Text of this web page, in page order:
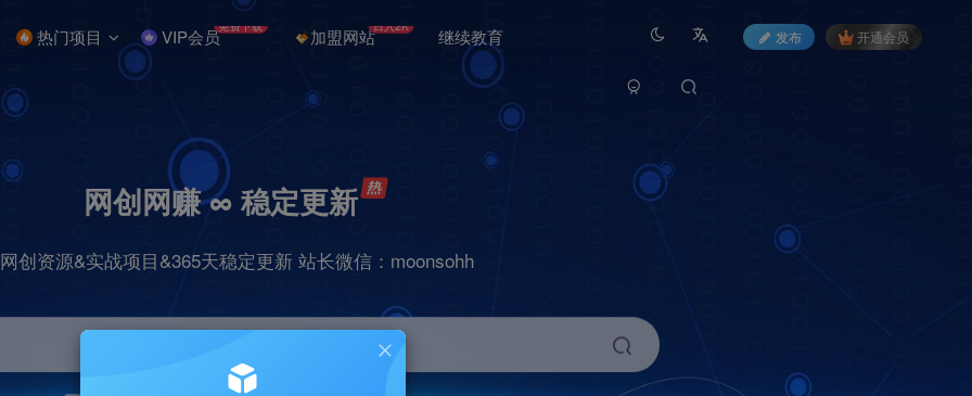
热门项目 VIP会员免费下载 加盟网站日入2K 继续教育 发布 开通会员
网创网赚 ∞ 稳定更新
网创资源&实战项目&365天稳定更新 站长微信：moonsohh